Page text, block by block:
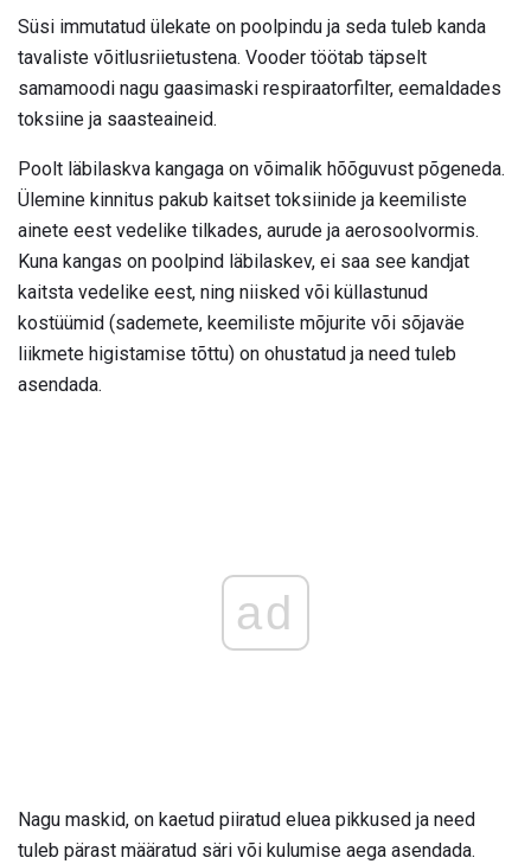
Süsi immutatud ülekate on poolpindu ja seda tuleb kanda
tavaliste võitlusriietustena. Vooder töötab täpselt
samamoodi nagu gaasimaski respiraatorfilter, eemaldades
toksiine ja saasteaineid.
Poolt läbilaskva kangaga on võimalik hõõguvust põgeneda.
Ülemine kinnitus pakub kaitset toksiinide ja keemiliste
ainete eest vedelike tilkades, aurude ja aerosoolvormis.
Kuna kangas on poolpind läbilaskev, ei saa see kandjat
kaitsta vedelike eest, ning niisked või küllastunud
kostüümid (sademete, keemiliste mõjurite või sõjaväe
liikmete higistamise tõttu) on ohustatud ja need tuleb
asendada.
ad
Nagu maskid, on kaetud piiratud eluea pikkused ja need
tuleb pärast määratud säri või kulumise aega asendada.